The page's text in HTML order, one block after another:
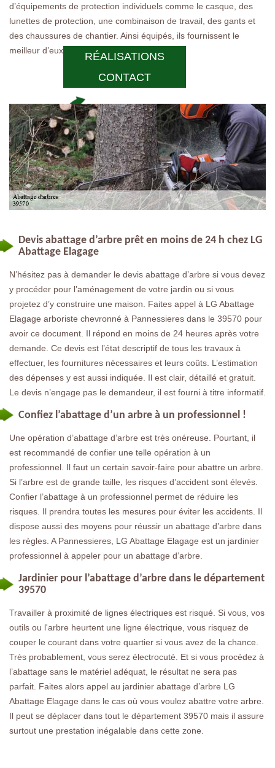
RÉALISATIONS
CONTACT
d’équipements de protection individuels comme le casque, des
lunettes de protection, une combinaison de travail, des gants et
des chaussures de chantier. Ainsi équipés, ils fournissent le
meilleur d’eux-mêmes.
Devis abattage d’arbre prêt en moins de 24 h chez LG
Abattage Elagage
N’hésitez pas à demander le devis abattage d’arbre si vous devez
y procéder pour l’aménagement de votre jardin ou si vous
projetez d’y construire une maison. Faites appel à LG Abattage
Elagage arboriste chevronné à Pannessieres dans le 39570 pour
avoir ce document. Il répond en moins de 24 heures après votre
demande. Ce devis est l’état descriptif de tous les travaux à
effectuer, les fournitures nécessaires et leurs coûts. L’estimation
des dépenses y est aussi indiquée. Il est clair, détaillé et gratuit.
Le devis n’engage pas le demandeur, il est fourni à titre informatif.
Confiez l’abattage d’un arbre à un professionnel !
Une opération d’abattage d’arbre est très onéreuse. Pourtant, il
est recommandé de confier une telle opération à un
professionnel. Il faut un certain savoir-faire pour abattre un arbre.
Si l’arbre est de grande taille, les risques d’accident sont élevés.
Confier l’abattage à un professionnel permet de réduire les
risques. Il prendra toutes les mesures pour éviter les accidents. Il
dispose aussi des moyens pour réussir un abattage d’arbre dans
les règles. A Pannessieres, LG Abattage Elagage est un jardinier
professionnel à appeler pour un abattage d’arbre.
Jardinier pour l’abattage d’arbre dans le département
39570
Travailler à proximité de lignes électriques est risqué. Si vous, vos
outils ou l'arbre heurtent une ligne électrique, vous risquez de
couper le courant dans votre quartier si vous avez de la chance.
Très probablement, vous serez électrocuté. Et si vous procédez à
l’abattage sans le matériel adéquat, le résultat ne sera pas
parfait. Faites alors appel au jardinier abattage d’arbre LG
Abattage Elagage dans le cas où vous voulez abattre votre arbre.
Il peut se déplacer dans tout le département 39570 mais il assure
surtout une prestation inégalable dans cette zone.